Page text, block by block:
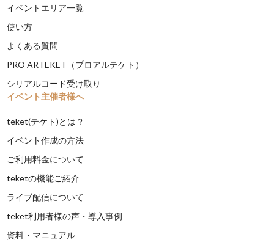
イベントエリア一覧
使い方
よくある質問
PRO ARTEKET（プロアルテケト）
シリアルコード受け取り
イベント主催者様へ
teket(テケト)とは？
イベント作成の方法
ご利用料金について
teketの機能ご紹介
ライブ配信について
teket利用者様の声・導入事例
資料・マニュアル